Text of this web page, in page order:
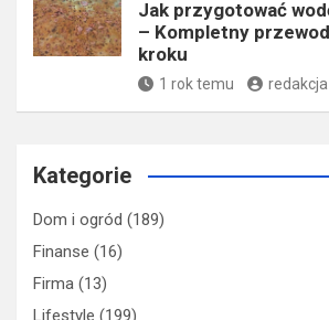
Jak przygotować
– Kompletny
kroku
1 rok temu redakcja
Kategorie
Dom i ogród (189)
Finanse (16)
Firma (13)